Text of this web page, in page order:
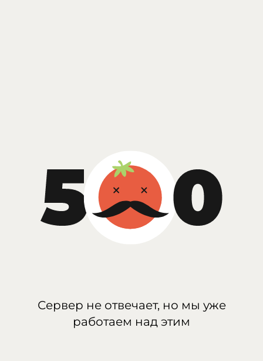
Сервер не отвечает, но мы уже
работаем над этим